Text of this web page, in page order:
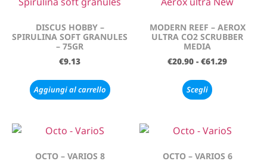
DISCUS HOBBY –
SPIRULINA SOFT GRANULES
– 75GR
€9.13
Aggiungi al carrello
MODERN REEF – AEROX
ULTRA CO2 SCRUBBER
MEDIA
€20.90 - €61.29
Scegli
OCTO – VARIOS 8
OCTO – VARIOS 6